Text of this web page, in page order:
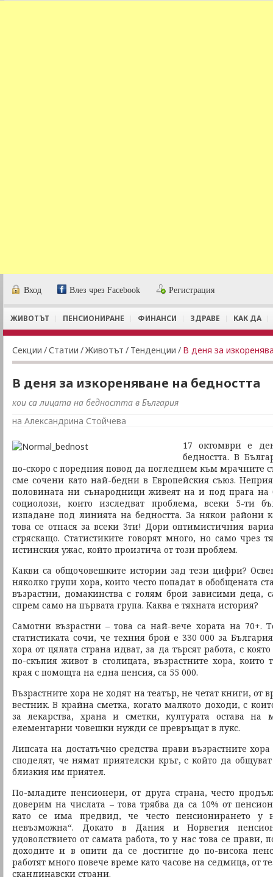
Вход Влез чрез Facebook Регистрация
ЖИВОТЪТ ПЕНСИОНИРАНЕ ФИНАНСИ ЗДРАВЕ КАК ДА
Секции /Статии /Животът / Тенденции / В деня за
В деня за изкореняване на бедността
кои са лицата на бедността в България
на Александрина Стойчева
17 октомври е
бедността. В
по-скоро с поредния повод да погледнем към мрачните
сме сочени като най-бедни в Европейския съюз.
половината ни сънародници живеят на и под прага на
социолози, които изследват проблема, всеки 5-ти
изпадане под линията на бедността. За някои райони
това се отнася за всеки 3ти! Дори оптимистичния
стряскащо. Статистиките говорят много, но само чрез
истинския ужас, който произтича от този проблем.
Какви са общочовешките истории зад тези цифри?
няколко групи хора, които често попадат в обобщената
възрастни, домакинства с голям брой зависими деца,
спрем само на първата група. Каква е тяхната история?
Самотни възрастни – това са най-вече хората на 70+.
статистиката сочи, че техния брой е 330 000 за
хора от цялата страна идват, за да търсят работа, с
по-скъпия живот в столицата, възрастните хора, които
края с помощта на една пенсия, са 55 000.
Възрастните хора не ходят на театър, не четат книги, от
вестник. В крайна сметка, когато малкото доходи, с
за лекарства, храна и сметки, културата остава
елементарни човешки нужди се превръщат в лукс.
Липсата на достатъчно средства прави възрастните
споделят, че нямат приятелски кръг, с който да
близкия им приятел.
По-младите пенсионери, от друга страна, често
доверим на числата – това трябва да са 10% от
като се има предвид, че често пенсионирането у
невъзможна“. Докато в Дания и Норвегия
удоволствието от самата работа, то у нас това се прави,
доходите и в опити да се достигне до по-висока
работят много повече време като часове на седмица, от
скандинавски страни.